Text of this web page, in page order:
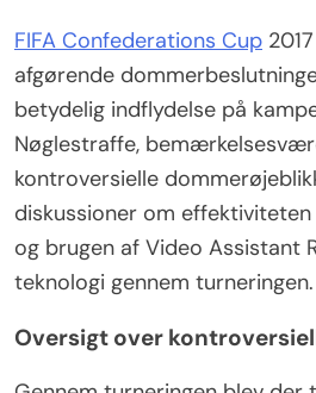
FIFA Confederations Cup
afgørende
betydelig indflydelse på
Nøglestraffe,
kontroversielle
diskussioner om
og brugen af Video Assistant
teknologi gennem turneringen.
Oversigt over